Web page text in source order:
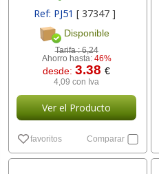
Ref: PJ51 [ 37347 ]
Disponible
Tarifa :6,24
Ahorro hasta: 46%
desde:3.38€
4,09 con Iva
Ver el Producto
favoritos Comparar